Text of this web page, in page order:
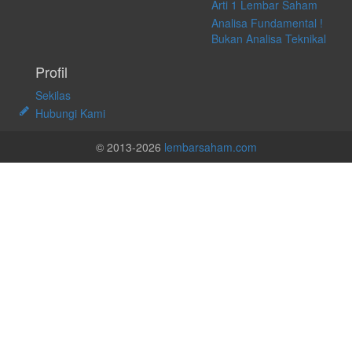
Arti 1 Lembar Saham
Analisa Fundamental !
Bukan Analisa Teknikal
Profil
Sekilas
Hubungi Kami
© 2013-2026 lembarsaham.com